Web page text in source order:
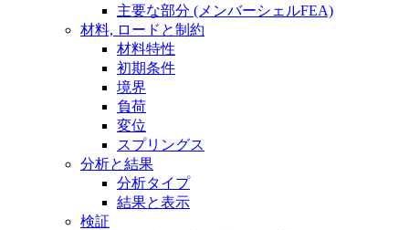
主要な部分 (メンバーシェルFEA)
材料, ロードと制約
材料特性
初期条件
境界
負荷
変位
スプリングス
分析と結果
分析タイプ
結果と表示
検証